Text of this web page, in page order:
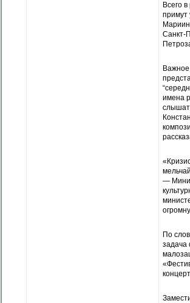
Всего
примут
Санкт-
имена
—
По
задача